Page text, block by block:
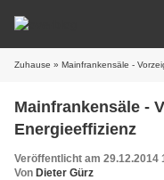
Zuhause » Mainfrankensäle -
Mainfrankensäle -
Energieeffizienz
Veröffentlicht am 29.12.2014
Von Dieter Gürz